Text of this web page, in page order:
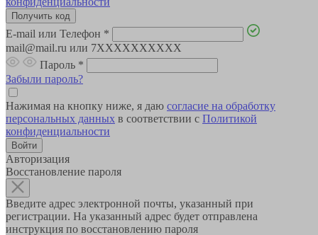
E-mail или Телефон *
mail@mail.ru или 7XXXXXXXXXX
Пароль *
Забыли пароль?
Нажимая на кнопку ниже, я даю согласие на обработку
персональных данных в соответствии с Политикой
конфиденциальности
Авторизация
Восстановление пароля
Введите адрес электронной почты, указанный при
регистрации. На указанный адрес будет отправлена
инструкция по восстановлению пароля